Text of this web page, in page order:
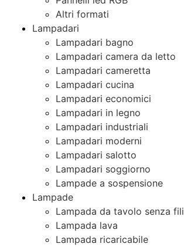
Altri formati
Lampadari
Lampadari bagno
Lampadari camera da letto
Lampadari cameretta
Lampadari cucina
Lampadari economici
Lampadari in legno
Lampadari industriali
Lampadari moderni
Lampadari salotto
Lampadari soggiorno
Lampade a sospensione
Lampade
Lampada da tavolo senza fili
Lampada lava
Lampada ricaricabile